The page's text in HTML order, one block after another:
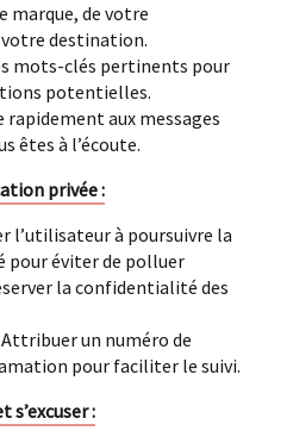
marque, de votre
destination.
mots-clés pertinents pour
potentielles.
rapidement aux messages
êtes à l’écoute.
privée :
l’utilisateur à poursuivre la
pour éviter de polluer
la confidentialité des
un numéro de
pour faciliter le suivi.
s’excuser :